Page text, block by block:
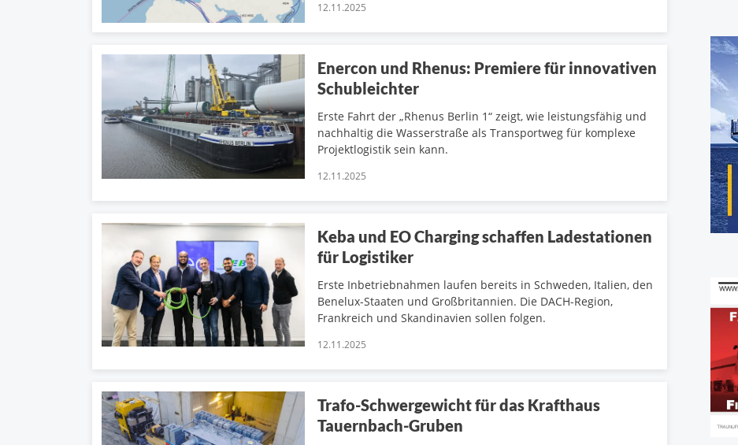
12.11.2025
Enercon und Rhenus: Premiere für innovativen
Schubleichter
Erste Fahrt der „Rhenus Berlin 1“ zeigt, wie leistungsfähig und
nachhaltig die Wasserstraße als Transportweg für komplexe
Projektlogistik sein kann.
12.11.2025
Keba und EO Charging schaffen Ladestationen
für Logistiker
Erste Inbetriebnahmen laufen bereits in Schweden, Italien, den
Benelux-Staaten und Großbritannien. Die DACH-Region,
Frankreich und Skandinavien sollen folgen.
12.11.2025
Trafo-Schwergewicht für das Krafthaus
Tauernbach-Gruben